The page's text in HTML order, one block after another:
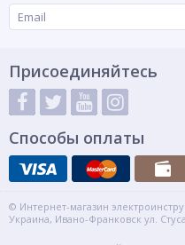
Присоединяйтесь
Способы оплаты
© Интернет-магазин
Украина, Ивано-Франковск ул.